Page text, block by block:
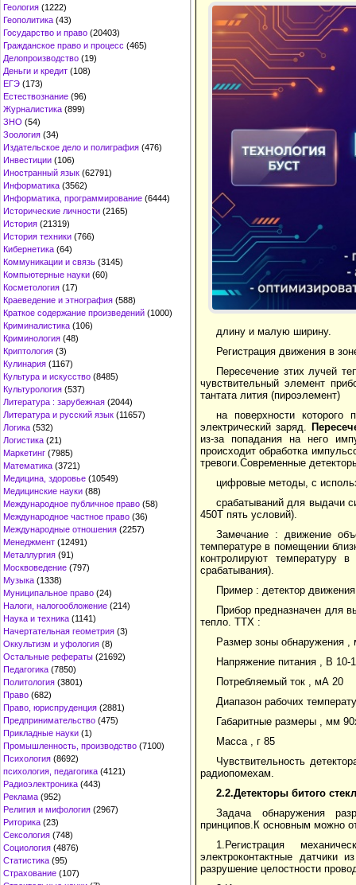
Геология (1222)
Геополитика (43)
Государство и право (20403)
Гражданское право и процесс (465)
Делопроизводство (19)
Деньги и кредит (108)
ЕГЭ (173)
Естествознание (96)
Журналистика (899)
ЗНО (54)
Зоология (34)
Издательское дело и полиграфия (476)
Инвестиции (106)
Иностранный язык (62791)
Информатика (3562)
Информатика, программирование (6444)
Исторические личности (2165)
История (21319)
История техники (766)
Кибернетика (64)
Коммуникации и связь (3145)
Компьютерные науки (60)
Косметология (17)
Краеведение и этнография (588)
Краткое содержание произведений (1000)
Криминалистика (106)
Криминология (48)
Криптология (3)
Кулинария (1167)
Культура и искусство (8485)
Культурология (537)
Литература : зарубежная (2044)
Литература и русский язык (11657)
Логика (532)
Логистика (21)
Маркетинг (7985)
Математика (3721)
Медицина, здоровье (10549)
Медицинские науки (88)
Международное публичное право (58)
Международное частное право (36)
Международные отношения (2257)
Менеджмент (12491)
Металлургия (91)
Москвоведение (797)
Музыка (1338)
Муниципальное право (24)
Налоги, налогообложение (214)
Наука и техника (1141)
Начертательная геометрия (3)
Оккультизм и уфология (8)
Остальные рефераты (21692)
Педагогика (7850)
Политология (3801)
Право (682)
Право, юриспруденция (2881)
Предпринимательство (475)
Прикладные науки (1)
Промышленность, производство (7100)
Психология (8692)
психология, педагогика (4121)
Радиоэлектроника (443)
Реклама (952)
Религия и мифология (2967)
Риторика (23)
Сексология (748)
Социология (4876)
Статистика (95)
Страхование (107)
длину и малую ширину.
Регистрация движения в
Пересечение зтих лучей
чувствительный элемент
тантата лития (пироэлемент)
на поверхности которого
электрический заряд.
из-за попадания на него
происходит обработка
тревоги.Современные
цифровые методы, с
срабатываний для выдачи
450T пять условий).
Замечание : движение
температуре в помещении
контролируют температуру
срабатывания).
Пример : детектор
Прибор предназначен для
тепло. ТТХ :
Размер зоны обнаружения ,
Напряжение питания , В 10-
Потребляемый ток , мА 20
Диапазон рабочих
Габаритные размеры , мм
Масса , г 85
Чувствительность
радиопомехам.
2.2.Детекторы битого
Задача обнаружения
принципов.К основным можно
1.Регистрация
электроконтактные датчики
разрушение целостности